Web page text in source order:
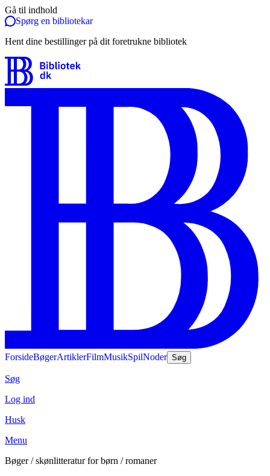
Gå til indhold
Spørg en bibliotekar
Hent dine bestillinger på dit foretrukne bibliotek
ForsideBøgerArtiklerFilmMusikSpilNoder Søg
Søg
Log ind
Husk
Menu
Bøger / skønlitteratur for børn / romaner